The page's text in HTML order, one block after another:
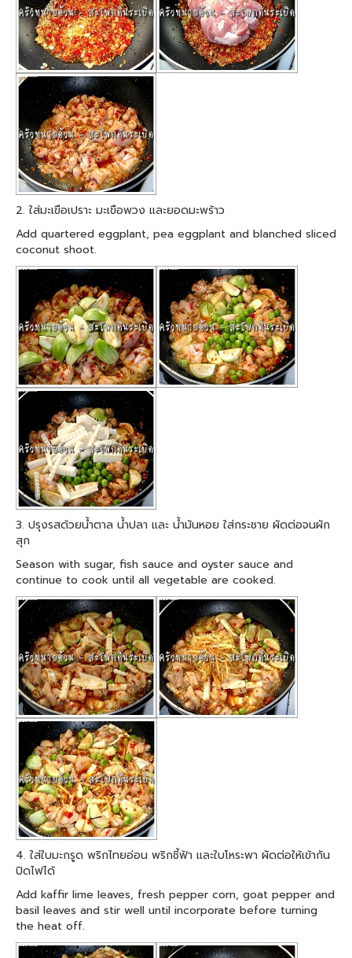
2. ใส่มะเขือเปราะ มะเขือพวง และยอดมะพร้าว
Add quartered eggplant, pea eggplant and blanched sliced
coconut shoot.
3. ปรุงรสด้วยน้ำตาล น้ำปลา และ น้ำมันหอย ใส่กระชาย ผัดต่อจนผัก
สุก
Season with sugar, fish sauce and oyster sauce and
continue to cook until all vegetable are cooked.
4. ใส่ใบมะกรูด พริกไทยอ่อน พริกชี้ฟ้า และใบโหระพา ผัดต่อให้เข้ากัน
ปิดไฟได้
Add kaffir lime leaves, fresh pepper corn, goat pepper and
basil leaves and stir well until incorporate before turning
the heat off.